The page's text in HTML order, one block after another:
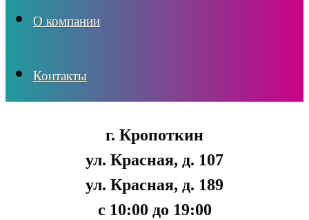
О компании
Контакты
г. Кропоткин
ул. Красная, д. 107
ул. Красная, д. 189
с 10:00 до 19:00